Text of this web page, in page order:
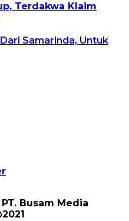
Terdakwa Klaim
Busam Media